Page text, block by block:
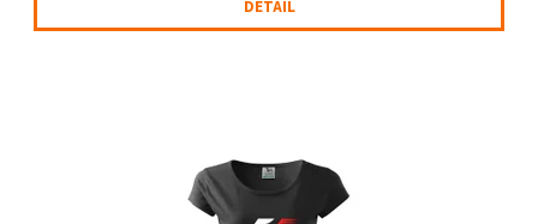
DETAIL
Dámske tričko s logom F1